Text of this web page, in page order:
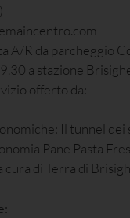
A/R da parcheggio
a stazione
offerto da:
Il tunnel dei
Pane Pasta
cura di Terra di